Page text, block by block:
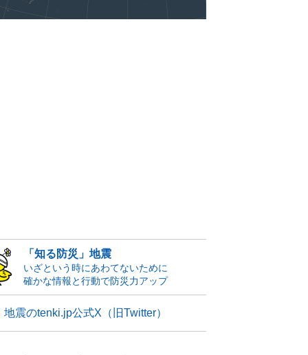
「知る防災」地震
いざという時にあわてないために
確かな情報と行動で防災力アップ
地震のtenki.jp公式X（旧Twitter）